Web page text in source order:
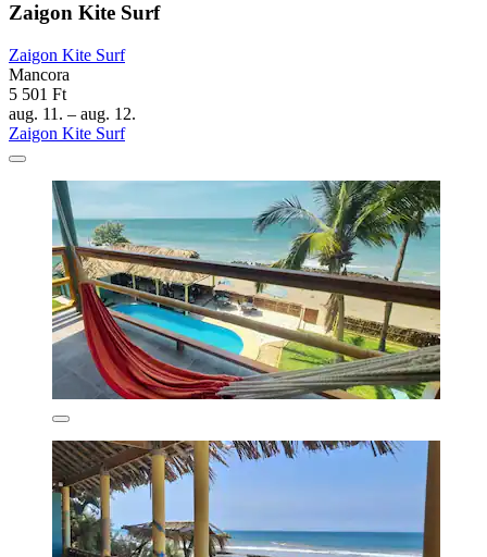
Zaigon Kite Surf
Zaigon Kite Surf
Mancora
5 501 Ft
aug. 11. – aug. 12.
Zaigon Kite Surf